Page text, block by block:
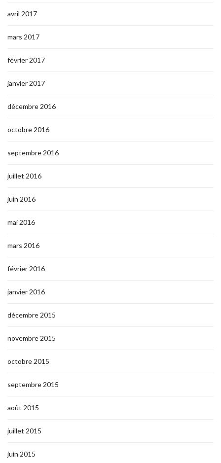
avril 2017
mars 2017
février 2017
janvier 2017
décembre 2016
octobre 2016
septembre 2016
juillet 2016
juin 2016
mai 2016
mars 2016
février 2016
janvier 2016
décembre 2015
novembre 2015
octobre 2015
septembre 2015
août 2015
juillet 2015
juin 2015